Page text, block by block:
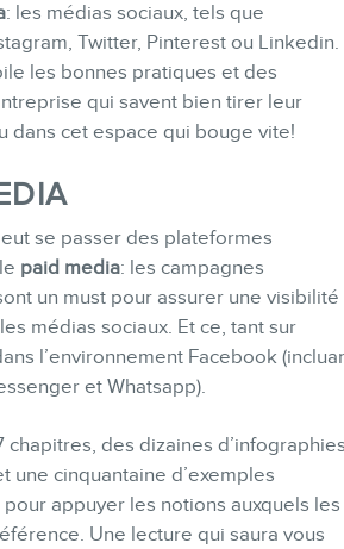
: les médias sociaux, tels que
Twitter, Pinterest ou Linkedin.
les bonnes pratiques et des
qui savent bien tirer leur
dans cet espace qui bouge vite!
se passer des plateformes
paid media: les campagnes
un must pour assurer une visibilité
médias sociaux. Et ce, tant sur
l’environnement Facebook
et Whatsapp).
chapitres, des dizaines
une cinquantaine d’exemples
pour appuyer les notions auxquels les
Une lecture qui saura vous